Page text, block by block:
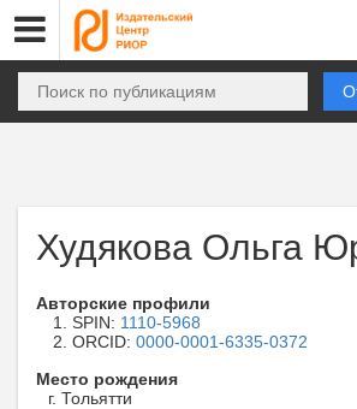
Худякова Ольга
Авторские профили
SPIN: 1110-5968
ORCID: 0000-0001-6335-0372
Место рождения
г. Тольятти